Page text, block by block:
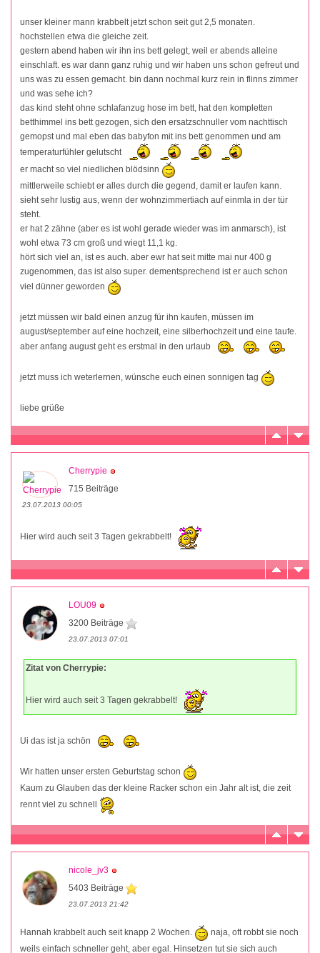
unser kleiner mann krabbelt jetzt schon seit gut 2,5 monaten.
hochstellen etwa die gleiche zeit.
gestern abend haben wir ihn ins bett gelegt, weil er abends alleine
einschlaft. es war dann ganz ruhig und wir haben uns schon gefreut und
uns was zu essen gemacht. bin dann nochmal kurz rein in flinns zimmer
und was sehe ich?
das kind steht ohne schlafanzug hose im bett, hat den kompletten
betthimmel ins bett gezogen, sich den ersatzschnuller vom nachttisch
gemopst und mal eben das babyfon mit ins bett genommen und am
temperaturfühler gelutscht
er macht so viel niedlichen blödsinn
mittlerweile schiebt er alles durch die gegend, damit er laufen kann.
sieht sehr lustig aus, wenn der wohnzimmertiach auf einmla in der tür
steht.
er hat 2 zähne (aber es ist wohl gerade wieder was im anmarsch), ist
wohl etwa 73 cm groß und wiegt 11,1 kg.
hört sich viel an, ist es auch. aber ewr hat seit mitte mai nur 400 g
zugenommen, das ist also super. dementsprechend ist er auch schon
viel dünner geworden
jetzt müssen wir bald einen anzug für ihn kaufen, müssen im
august/september auf eine hochzeit, eine silberhochzeit und eine taufe.
aber anfang august geht es erstmal in den urlaub
jetzt muss ich weterlernen, wünsche euch einen sonnigen tag
liebe grüße
Cherrypie
715 Beiträge
23.07.2013 00:05
Hier wird auch seit 3 Tagen gekrabbelt!
LOU09
3200 Beiträge
23.07.2013 07:01
Zitat von Cherrypie:
Hier wird auch seit 3 Tagen gekrabbelt!
Ui das ist ja schön
Wir hatten unser ersten Geburtstag schon
Kaum zu Glauben das der kleine Racker schon ein Jahr alt ist, die zeit
rennt viel zu schnell
nicole_jv3
5403 Beiträge
23.07.2013 21:42
Hannah krabbelt auch seit knapp 2 Wochen.
naja, oft robbt sie noch
weils einfach schneller geht, aber egal. Hinsetzen tut sie sich auch